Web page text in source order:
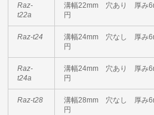
Raz-
t22a
溝幅22mm 穴あり 厚み
円
Raz-t24
溝幅24mm 穴なし 厚み
円
Raz-
t24a
溝幅24mm 穴あり 厚み
円
Raz-t28
溝幅28mm 穴なし 厚み
円